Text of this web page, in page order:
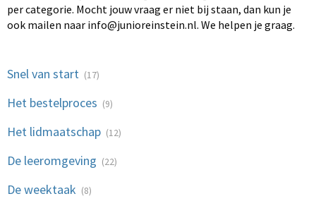
per categorie. Mocht jouw vraag er niet bij staan, dan kun je
ook mailen naar info@junioreinstein.nl. We helpen je graag.
Snel van start (17)
Het bestelproces (9)
Het lidmaatschap (12)
De leeromgeving (22)
De weektaak (8)